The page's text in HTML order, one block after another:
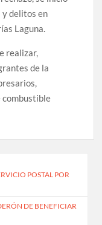
y delitos en
Laguna.
realizar,
de la
combustible
POSTAL POR
DE BENEFICIAR